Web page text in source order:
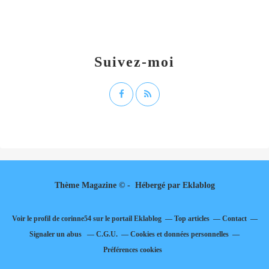
Suivez-moi
Thème Magazine © - Hébergé par Eklablog
Voir le profil de corinne54sur le portail Eklablog Top articles
Contact
Signaler un abus
C.G.U.
Cookies et données personnelles
Préférences cookies